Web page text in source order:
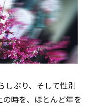
しぶり、そして性別
時を、ほとんど年を